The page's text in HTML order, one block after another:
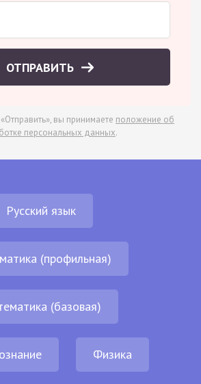
ОТПРАВИТЬ
вы принимаете положение об
персональных данных.
Русский язык
(профильная)
(базовая)
Физика